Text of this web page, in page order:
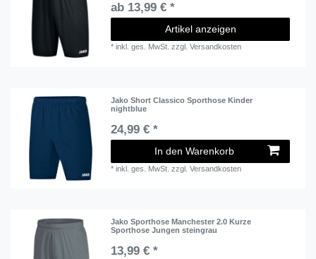
ab 13,99 € *
Artikel anzeigen
*inkl. ges. MwSt. zzgl.Versandkosten
Jako Short Classico Sporthose Kinder
nightblue
24,99 € *
In den Warenkorb
*inkl. ges. MwSt. zzgl.Versandkosten
Jako Sporthose Manchester 2.0 Kurze
Sporthose Jungen steingrau
13,99 € *